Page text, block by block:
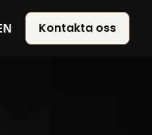
Kontakta oss